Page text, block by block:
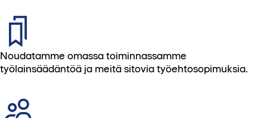
Noudatamme omassa toiminnassamme
työlainsäädäntöä ja meitä sitovia työehtosopimuksia.